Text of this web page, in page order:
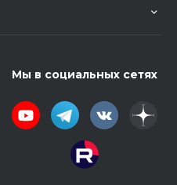
Мы в социальных сетях